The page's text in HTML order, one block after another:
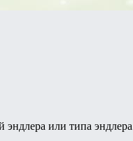
эндлера или типа